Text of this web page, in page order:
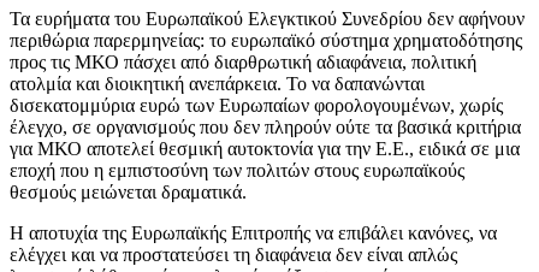
Τα ευρήματα του Ευρωπαϊκού Ελεγκτικού Συνεδρίου δεν αφήνουν
περιθώρια παρερμηνείας: το ευρωπαϊκό σύστημα χρηματοδότησης
προς τις ΜΚΟ πάσχει από διαρθρωτική αδιαφάνεια, πολιτική
ατολμία και διοικητική ανεπάρκεια. Το να δαπανώνται
δισεκατομμύρια ευρώ των Ευρωπαίων φορολογουμένων, χωρίς
έλεγχο, σε οργανισμούς που δεν πληρούν ούτε τα βασικά κριτήρια
για ΜΚΟ αποτελεί θεσμική αυτοκτονία για την Ε.Ε., ειδικά σε μια
εποχή που η εμπιστοσύνη των πολιτών στους ευρωπαϊκούς
θεσμούς μειώνεται δραματικά.
Η αποτυχία της Ευρωπαϊκής Επιτροπής να επιβάλει κανόνες, να
ελέγχει και να προστατεύσει τη διαφάνεια δεν είναι απλώς